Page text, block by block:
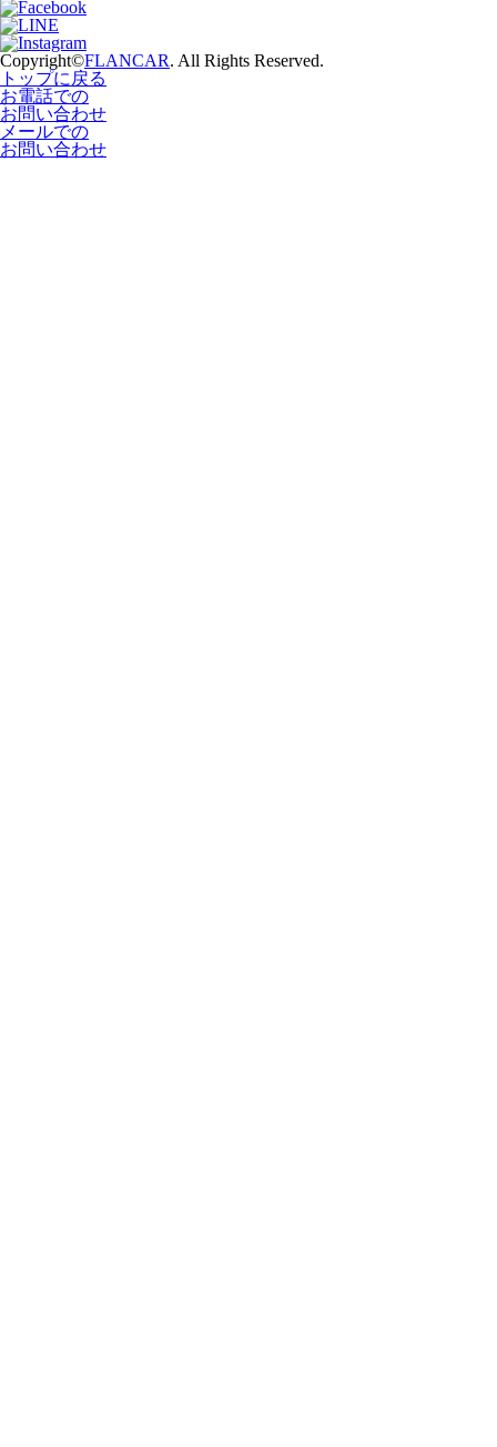
Copyright©FLANCAR. All Rights Reserved.
トップに戻る
お電話での
お問い合わせ
メールでの
お問い合わせ